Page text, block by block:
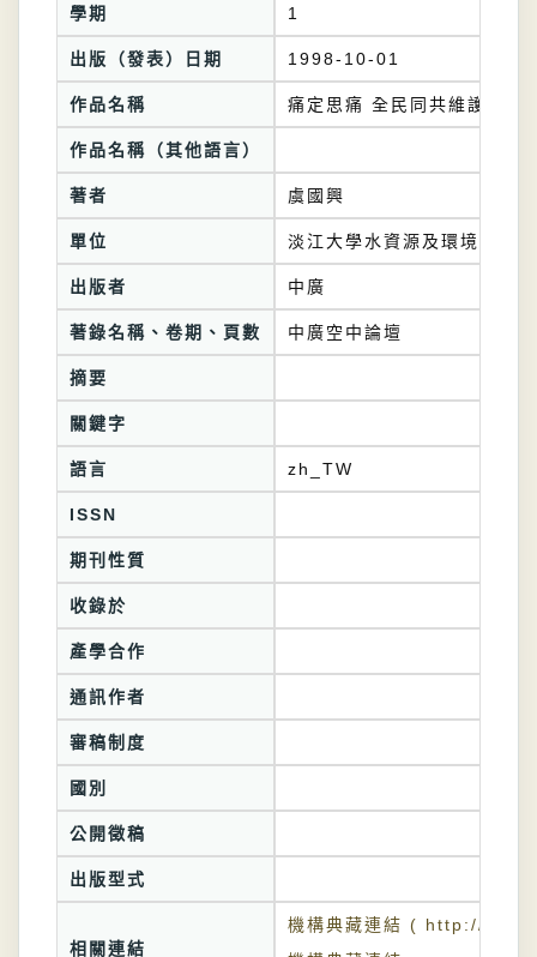
學期 1
出版（發表）日期 1998-10-01
作品名稱 痛定思痛 全民同共維護山坡
作品名稱（其他語言）
著者 虞國興
單位 淡江大學水資源及環境工程
出版者 中廣
著錄名稱、卷期、頁數 中廣空中論壇
摘要
關鍵字
語言 zh_TW
ISSN
期刊性質
收錄於
產學合作
通訊作者
審稿制度
國別
公開徵稿
出版型式
相關連結
機構典藏連結 ( http://